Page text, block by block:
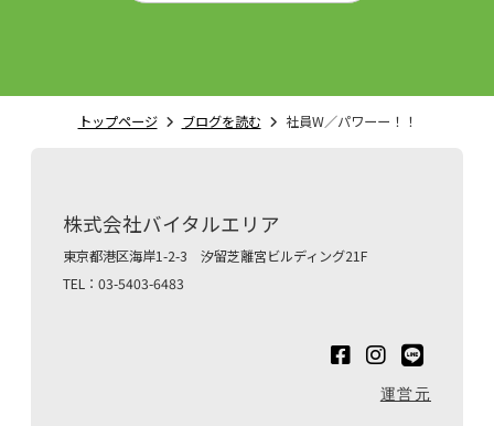
トップページ ブログを読む 社員W／パワーー！！
株式会社バイタルエリア
東京都港区海岸1-2-3 汐留芝離宮ビルディング21F
TEL：03-5403-6483
運営元